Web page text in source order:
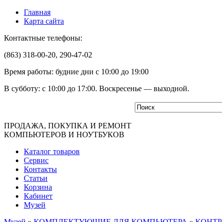
Главная
Карта сайта
Контактные телефоны:
(863) 318-00-20, 290-47-02
Время работы: будние дни с 10:00 до 19:00
В субботу: с 10:00 до 17:00. Воскресенье — выходной.
ПРОДАЖА, ПОКУПКА И РЕМОНТ
КОМПЬЮТЕРОВ И НОУТБУКОВ
Каталог товаров
Сервис
Контакты
Статьи
Корзина
Кабинет
Музей